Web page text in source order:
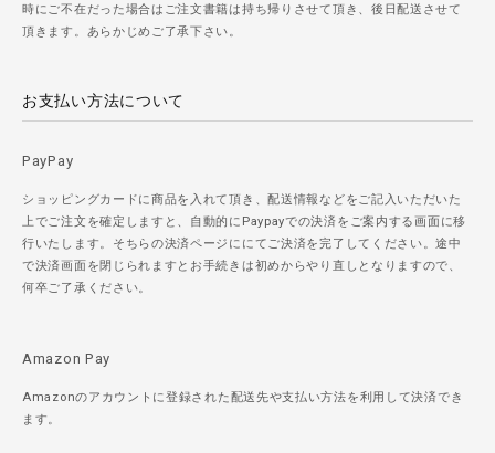
時にご不在だった場合はご注文書籍は持ち帰りさせて頂き、後日配送させて
頂きます。あらかじめご了承下さい。
お支払い方法について
PayPay
ショッピングカードに商品を入れて頂き、配送情報などをご記入いただいた
上でご注文を確定しますと、自動的にPaypayでの決済をご案内する画面に移
行いたします。そちらの決済ページににてご決済を完了してください。途中
で決済画面を閉じられますとお手続きは初めからやり直しとなりますので、
何卒ご了承ください。
Amazon Pay
Amazonのアカウントに登録された配送先や支払い方法を利用して決済でき
ます。